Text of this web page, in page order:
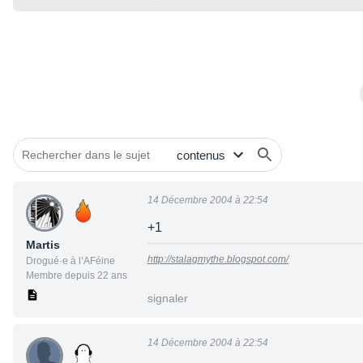
Martis
Drogué·e à l’AFéine
Membre depuis 22 ans
14 Décembre 2004 à 22:54
+1
http://stalagmythe.blogspot.com/
signaler
14 Décembre 2004 à 22:54